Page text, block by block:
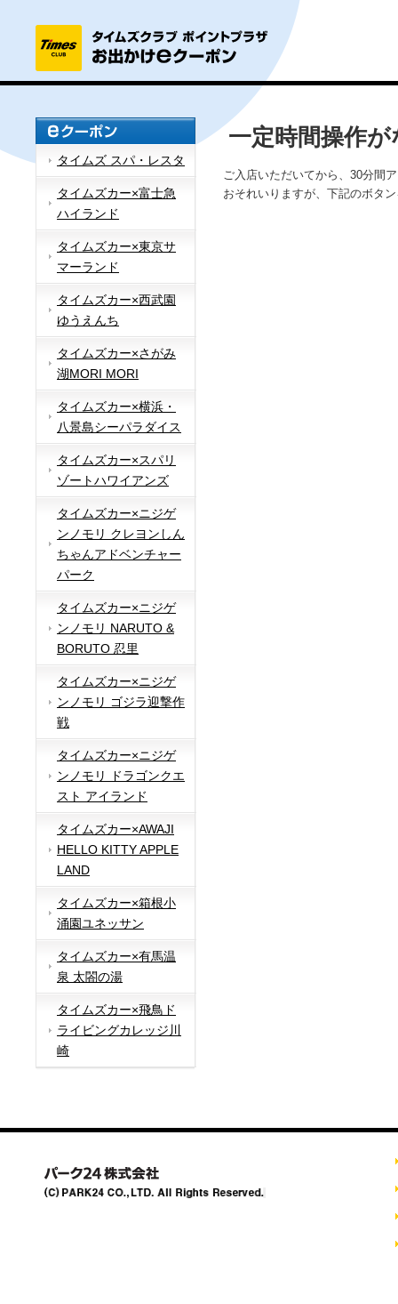
タイムズ スパ・レスタ
タイムズカー×富士急
ハイランド
タイムズカー×東京サ
マーランド
タイムズカー×西武園
ゆうえんち
タイムズカー×さがみ
湖MORI MORI
タイムズカー×横浜・
八景島シーパラダイス
タイムズカー×スパリ
ゾートハワイアンズ
タイムズカー×ニジゲ
ンノモリ クレヨンしん
ちゃんアドベンチャー
パーク
タイムズカー×ニジゲ
ンノモリ NARUTO &
BORUTO 忍里
タイムズカー×ニジゲ
ンノモリ ゴジラ迎撃作
戦
タイムズカー×ニジゲ
ンノモリ ドラゴンクエ
スト アイランド
タイムズカー×AWAJI
HELLO KITTY APPLE
LAND
タイムズカー×箱根小
涌園ユネッサン
タイムズカー×有馬温
泉 太閤の湯
タイムズカー×飛鳥ド
ライビングカレッジ川
崎
一定時間操作
ご入店いただいてから、30分間
おそれいりますが、下記のボタ